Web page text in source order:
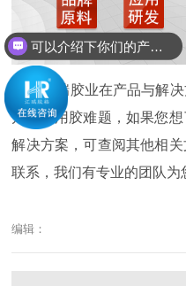
汇瑞胶业在产品与解
户解决用胶难题，如果您
解决方案，可查阅其他相
联系，我们有专业的团队为
编辑：